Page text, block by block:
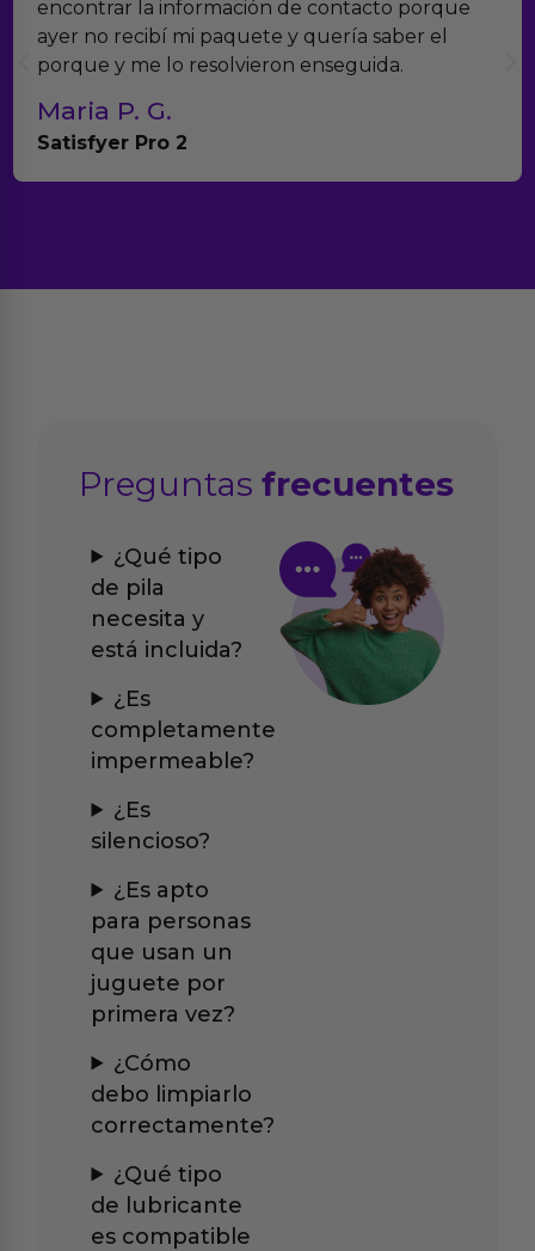
de contacto porque
y quería saber el
enseguida.
verdad es que nos
muchísimos
con el seguimiento
Preguntasfrecuentes
¿Qué tipo
de pila
necesita y
está incluida?
¿Es
completamente
impermeable?
¿Es
silencioso?
¿Es apto
para personas
que usan un
juguete por
primera vez?
¿Cómo
debo limpiarlo
correctamente?
¿Qué tipo
de lubricante
es compatible